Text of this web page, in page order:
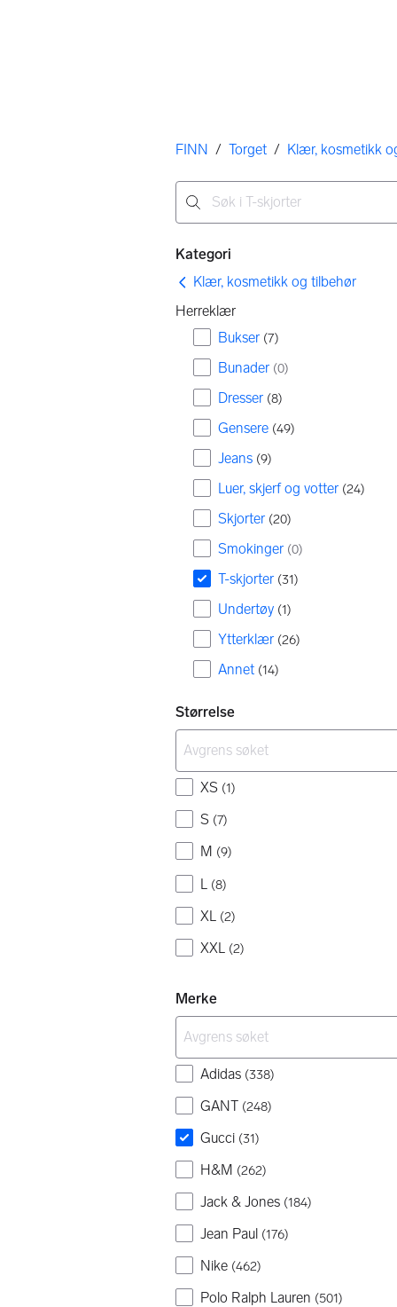
Her er du
FINN / Torget / Klær, kosmetikk
Filtre
Kategori
Klær, kosmetikk og tilbehør
Herreklær
Bukser (7)
Bunader (0)
Dresser (8)
Gensere (49)
Jeans (9)
Luer, skjerf og votter (24)
Skjorter (20)
Smokinger (0)
T-skjorter (31)
Undertøy (1)
Ytterklær (26)
Annet (14)
Størrelse
XS (1)
S (7)
M (9)
L (8)
XL (2)
XXL (2)
Merke
Adidas (338)
GANT (248)
Gucci (31)
H&M (262)
Jack & Jones (184)
Jean Paul (176)
Nike (462)
Polo Ralph Lauren (501)